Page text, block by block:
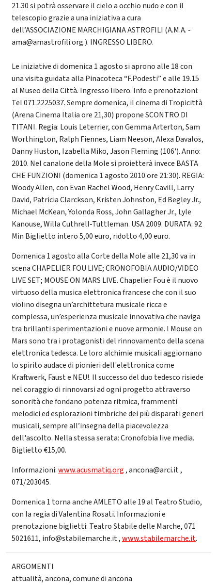
21.30 si potrà osservare il cielo a occhio nudo e con il
telescopio grazie a una iniziativa a cura
dell’ASSOCIAZIONE MARCHIGIANA ASTROFILI (A.M.A. -
ama@amastrofili.org ). INGRESSO LIBERO.
Le iniziative di domenica 1 agosto si aprono alle 18 con
una visita guidata alla Pinacoteca “F.Podesti” e alle 19.15
al Museo della Città. Ingresso libero. Info e prenotazioni:
Tel 071.2225037. Sempre domenica, il cinema di Tropicittà
(Arena Cinema Italia ore 21,30) propone SCONTRO DI
TITANI. Regia: Louis Leterrier, con Gemma Arterton, Sam
Worthington, Ralph Fiennes, Liam Neeson, Alexa Davalos,
Danny Huston, Izabella Miko, Jason Fleming (106'). Anno:
2010. Nel canalone della Mole si proietterà invece BASTA
CHE FUNZIONI (domenica 1 agosto 2010 ore 21:30). REGIA:
Woody Allen, con Evan Rachel Wood, Henry Cavill, Larry
David, Patricia Clarckson, Kristen Johnston, Ed Begley Jr.,
Michael McKean, Yolonda Ross, John Gallagher Jr., Lyle
Kanouse, Willa Cuthrell-Tuttleman. USA 2009. DURATA: 92
Min Biglietto intero 5,00 euro, ridotto 4,00 euro.
Domenica 1 agosto alla Corte della Mole alle 21,30 va in
scena CHAPELIER FOU LIVE; CRONOFOBIA AUDIO/VIDEO
LIVE SET; MOUSE ON MARS LIVE. Chapelier Fou è il nuovo
virtuoso della musica elettronica francese che con il suo
violino disegna un’archittetura musicale ricca e
complessa, un’esperienza musicale innovativa che naviga
tra brillanti sperimentazioni e nuove armonie. I Mouse on
Mars sono tra i protagonisti del rinnovamento della scena
elettronica tedesca. Le loro alchimie musicali aggiornano
lo spirito audace di pionieri dell'elettronica come
Kraftwerk, Faust e NEU!. Il successo del duo tedesco risiede
nel coraggio di rinnovarsi ad ogni progetto attraverso
sonorità che fondano potenza ritmica, frammenti
melodici ed esplorazioni timbriche dei più disparati generi
musicali, sempre all’insegna della piacevolezza
dell'ascolto. Nella stessa serata: Cronofobia live media.
Biglietto €15,00.
Informazioni:www.acusmatiq.org , ancona@arci.it ,
071/203045.
Domenica 1 torna anche AMLETO alle 19 al Teatro Studio,
con la regia di Valentina Rosati. Informazioni e
prenotazione biglietti: Teatro Stabile delle Marche, 071
5021611, info@stabilemarche.it ,www.stabilemarche.it.
ARGOMENTI
attualità,ancona,comune di ancona